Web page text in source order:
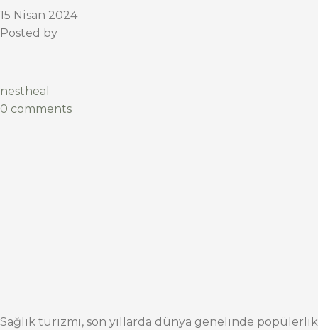
15 Nisan 2024
Posted by
nestheal
0 comments
Sağlık turizmi, son yıllarda dünya genelinde popülerlik